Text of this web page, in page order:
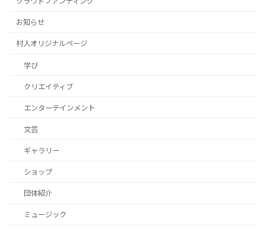
お知らせ
村人オリジナルページ
学び
クリエイティブ
エンターテインメント
文芸
ギャラリー
ショップ
団体紹介
ミュージック